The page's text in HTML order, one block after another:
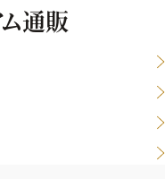
通販